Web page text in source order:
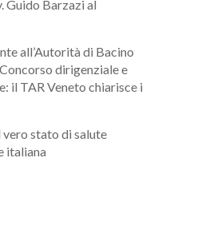
Guido Barzazi al
all’Autorità di Bacino
dirigenziale e
il TAR Veneto chiarisce i
stato di salute
italiana